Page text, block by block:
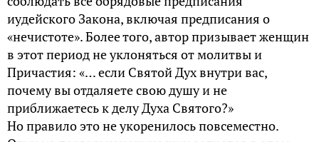
иудейского Закона, включая предписания о
«нечистоте». Более того, автор призывает женщин
в этот период не уклоняться от молитвы и
Причастия: «… если Святой Дух внутри вас,
почему вы отдаляете свою душу и не
приближаетесь к делу Духа Святого?»
Но правило это не укоренилось повсеместно.